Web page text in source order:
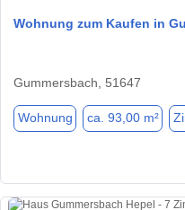
Wohnung zum Kaufen in
Gummersbach, 51647
Wohnung ca. 93,00 m²